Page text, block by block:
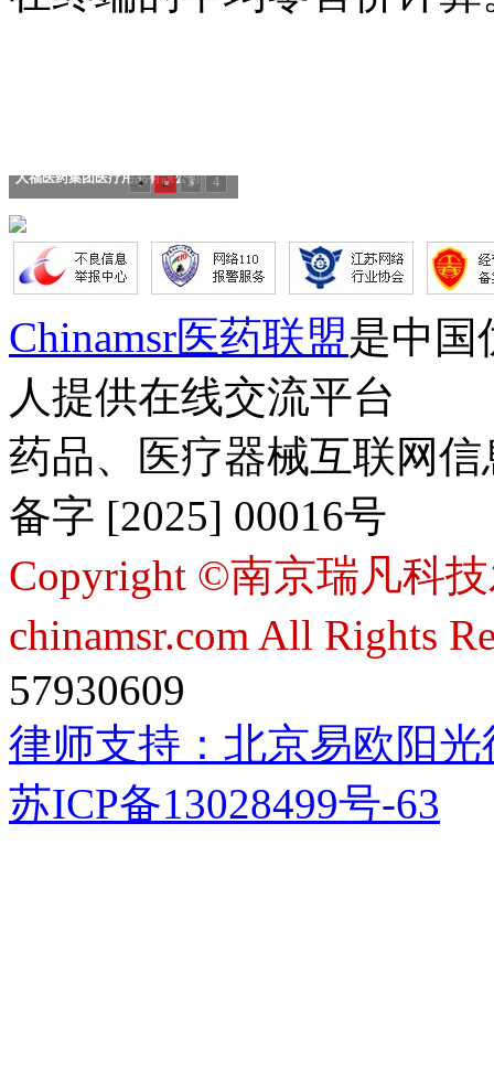
人福医药集团医疗用品有限公司
1 2 3 4
Chinamsr医药联盟是中国
人提供在线交流平台
药品、医疗器械互联网
备字 [2025] 00016号
Copyright ©南京瑞凡科
chinamsr.com All Rights
57930609
律师支持： 北京易欧阳
苏ICP备13028499号-63